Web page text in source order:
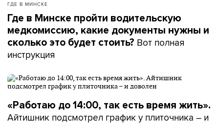
ГДЕ В МИНСКЕ
Где в Минске пройти водительскую
медкомиссию, какие документы нужны и
сколько это будет стоить? Вот полная
инструкция
«Работаю до 14:00, так есть время жить».
Айтишник подсмотрел график у плиточника – и